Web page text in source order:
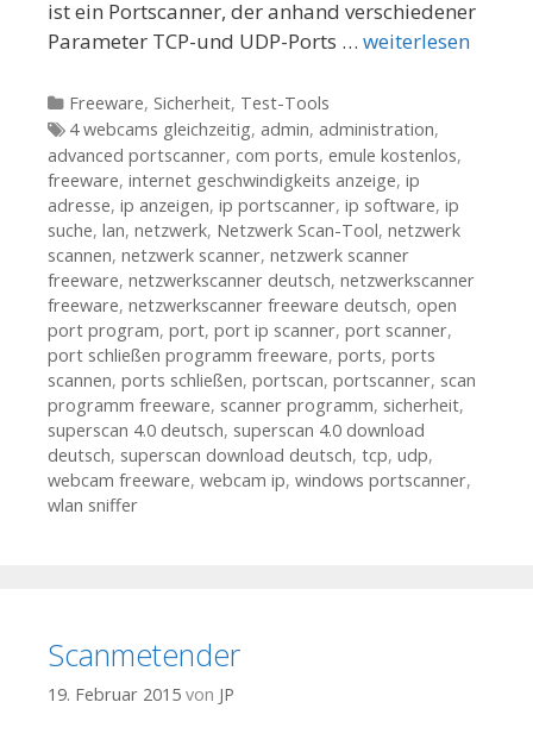
ist ein Portscanner, der anhand verschiedener
Parameter TCP-und UDP-Ports … weiterlesen
Kategorien
Freeware, Sicherheit, Test-Tools
Tags
4 webcams gleichzeitig, admin, administration,
advanced portscanner, com ports, emule kostenlos,
freeware, internet geschwindigkeits anzeige, ip
adresse, ip anzeigen, ip portscanner, ip software, ip
suche, lan, netzwerk, Netzwerk Scan-Tool, netzwerk
scannen, netzwerk scanner, netzwerk scanner
freeware, netzwerkscanner deutsch, netzwerkscanner
freeware, netzwerkscanner freeware deutsch, open
port program, port, port ip scanner, port scanner,
port schließen programm freeware, ports, ports
scannen, ports schließen, portscan, portscanner, scan
programm freeware, scanner programm, sicherheit,
superscan 4.0 deutsch, superscan 4.0 download
deutsch, superscan download deutsch, tcp, udp,
webcam freeware, webcam ip, windows portscanner,
wlan sniffer
Scanmetender
19. Februar 2015 von JP